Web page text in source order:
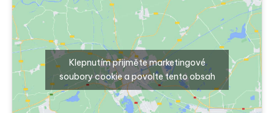
Klepnutím přijměte marketingové
soubory cookie a povolte tento obsah